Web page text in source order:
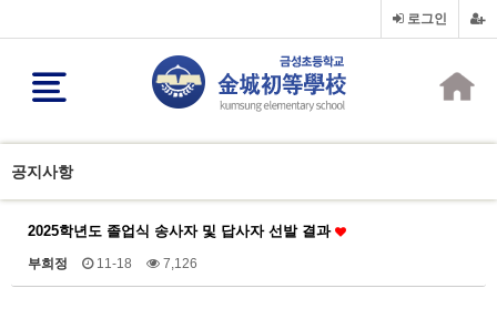
로그인
공지사항
2025학년도 졸업식 송사자 및 답사자 선발 결과
부희정 11-18 7,126